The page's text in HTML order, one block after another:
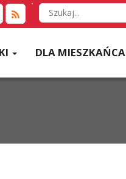
Wyszukaj
w
DLA MIESZKAŃCA